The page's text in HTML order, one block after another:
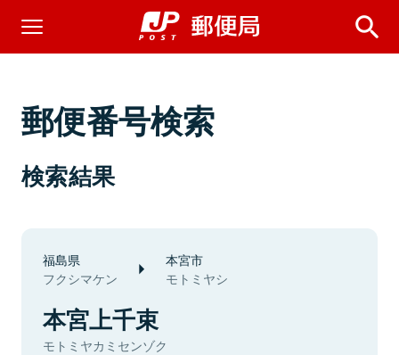
郵便番号検索
検索結果
福島県
フクシマケン
本宮市
モトミヤシ
本宮上千束
モトミヤカミセンゾク